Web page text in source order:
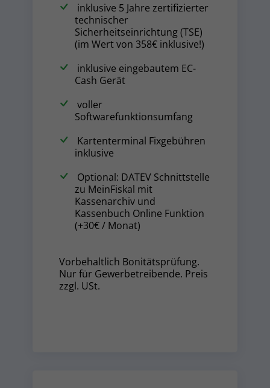
inklusive 5 Jahre zertifizierter
technischer
Sicherheitseinrichtung (TSE)
(im Wert von 358€ inklusive!)
inklusive eingebautem EC-
Cash Gerät
voller
Softwarefunktionsumfang
Kartenterminal Fixgebühren
inklusive
Optional: DATEV Schnittstelle
zu MeinFiskal mit
Kassenarchiv und
Kassenbuch Online Funktion
(+30€ / Monat)
Vorbehaltlich Bonitätsprüfung.
Nur für Gewerbetreibende. Preis
zzgl. USt.